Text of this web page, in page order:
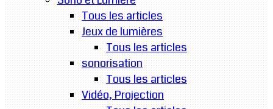
Tous les articles
Jeux de lumières
Tous les articles
sonorisation
Tous les articles
Vidéo, Projection